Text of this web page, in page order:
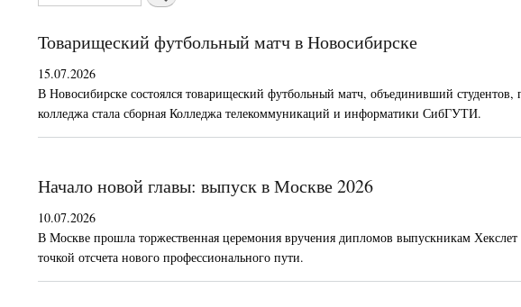
Товарищеский футбольный матч в Новосибирске
15.07.2026
В Новосибирске состоялся товарищеский футбольный матч, объединивший
колледжа стала сборная Колледжа телекоммуникаций и информатики СибГУТИ.
Начало новой главы: выпуск в Москве 2026
10.07.2026
В Москве прошла торжественная церемония вручения дипломов выпускникам Хекслет
точкой отсчета нового профессионального пути.